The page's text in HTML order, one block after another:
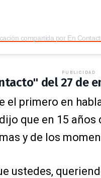
PUBLICIDAD
del 27 de
el primero en
que en 15 años
y de los
ustedes,